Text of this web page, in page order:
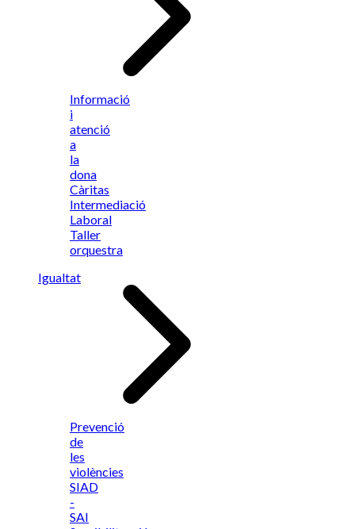
Informació
i
atenció
a
la
dona
Càritas
Intermediació
Laboral
Taller
orquestra
Igualtat
Prevenció
de
les
violències
SIAD
-
SAI